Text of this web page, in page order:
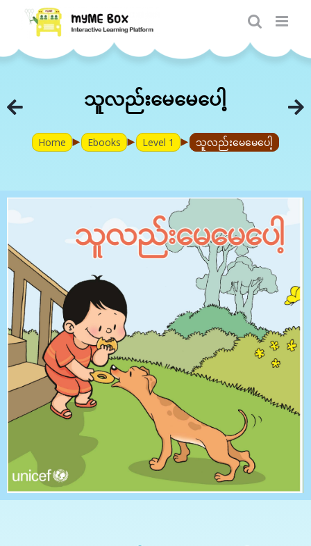
content
သူလည်းမေမေပေါ့
Home ► Ebooks ► Level 1 ► သူလည်းမေမေပေါ့